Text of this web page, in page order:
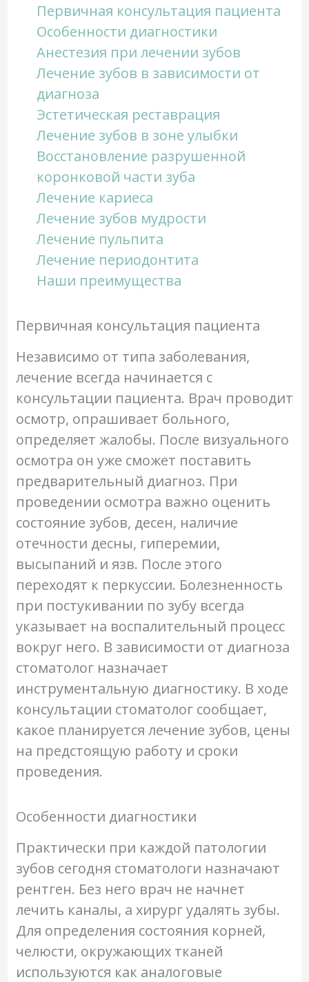
Первичная консультация пациента
Особенности диагностики
Анестезия при лечении зубов
Лечение зубов в зависимости от
диагноза
Эстетическая реставрация
Лечение зубов в зоне улыбки
Восстановление разрушенной
коронковой части зуба
Лечение кариеса
Лечение зубов мудрости
Лечение пульпита
Лечение периодонтита
Наши преимущества
Первичная консультация пациента
Независимо от типа заболевания,
лечение всегда начинается с
консультации пациента. Врач проводит
осмотр, опрашивает больного,
определяет жалобы. После визуального
осмотра он уже сможет поставить
предварительный диагноз. При
проведении осмотра важно оценить
состояние зубов, десен, наличие
отечности десны, гиперемии,
высыпаний и язв. После этого
переходят к перкуссии. Болезненность
при постукивании по зубу всегда
указывает на воспалительный процесс
вокруг него. В зависимости от диагноза
стоматолог назначает
инструментальную диагностику. В ходе
консультации стоматолог сообщает,
какое планируется лечение зубов, цены
на предстоящую работу и сроки
проведения.
Особенности диагностики
Практически при каждой патологии
зубов сегодня стоматологи назначают
рентген. Без него врач не начнет
лечить каналы, а хирург удалять зубы.
Для определения состояния корней,
челюсти, окружающих тканей
используются как аналоговые